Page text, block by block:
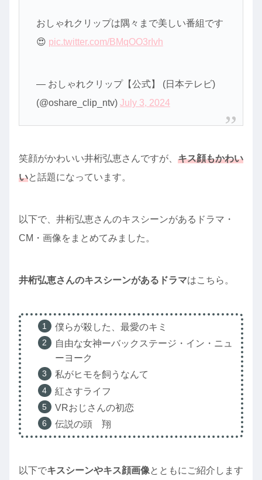
おしゃれクリップは隅々まで美しい番組です
😍 pic.twitter.com/BMqOO3rIvh
— おしゃれクリップ【公式】 (日本テレビ)
(@oshare_clip_ntv) July 3, 2024
笑顔がかわいい井桁弘恵さんですが、 キス顔もかわい
いと話題になっています。
以下で、井桁弘恵さんのキスシーンがあるドラマ・
CM・画像をまとめてみました。
井桁弘恵さんのキスシーンがあるドラマはこちら。
僕らが殺した、最愛のキミ
自由な女神ーバックステージ・イン・ニュ
ーヨーク
私がヒモを飼うなんて
紅さすライフ
VRおじさんの初恋
伝説の頭 翔
以下でキスシーンやキス顔画像とともにご紹介します